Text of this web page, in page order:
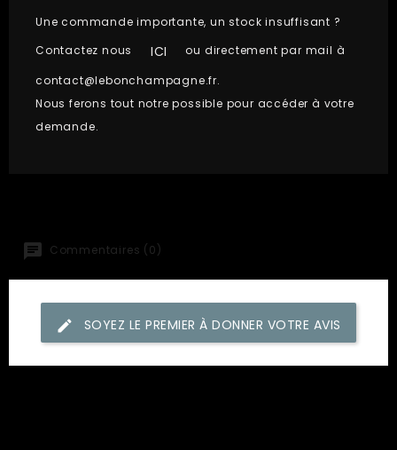
Une commande importante, un stock insuffisant ?
Contactez nous
ICI
ou directement par mail à
contact@lebonchampagne.fr.
Nous ferons tout notre possible pour accéder à votre
demande.
Commentaires (0)
SOYEZ LE PREMIER À DONNER VOTRE AVIS